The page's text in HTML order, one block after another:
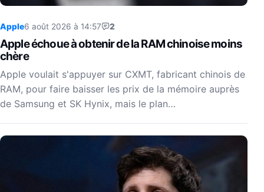
Apple6 août 2026 à 14:57 2
Apple échoue à obtenir de la RAM chinoise moins
chère
Apple voulait s'appuyer sur CXMT, fabricant chinois de
RAM, pour faire baisser les prix de la mémoire auprès
de Samsung et SK Hynix, mais le plan…